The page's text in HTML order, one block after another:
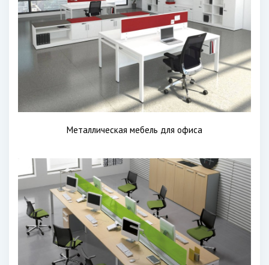
Металлическая мебель для офиса